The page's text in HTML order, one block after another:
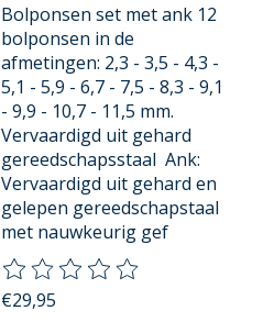
Bolponsen set met ank 12
bolponsen in de
afmetingen: 2,3 - 3,5 - 4,3 -
5,1 - 5,9 - 6,7 - 7,5 - 8,3 - 9,1
- 9,9 - 10,7 - 11,5 mm.
Vervaardigd uit gehard
gereedschapsstaal Ank:
Vervaardigd uit gehard en
gelepen gereedschapstaal
met nauwkeurig gef
De beoordeling van dit
€29,95